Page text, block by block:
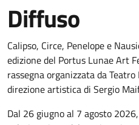
Diffuso
Calipso, Circe, Penelope e
edizione del Portus Lunae Art
rassegna organizzata da
direzione artistica di Sergio
Dal 26 giugno al 7 agosto